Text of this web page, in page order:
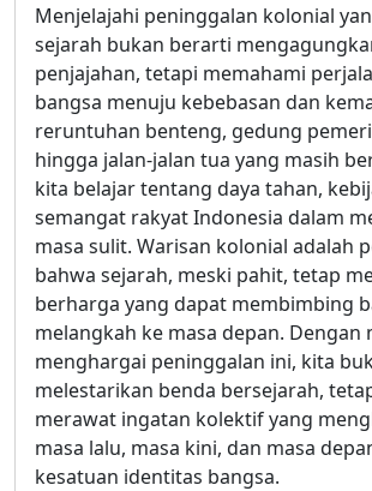
Menjelajahi peninggalan kolonial
sejarah bukan berarti
penjajahan, tetapi memahami
bangsa menuju kebebasan dan
reruntuhan benteng, gedung
hingga jalan-jalan tua yang masih
kita belajar tentang daya tahan,
semangat rakyat Indonesia dalam
masa sulit. Warisan kolonial adalah
bahwa sejarah, meski pahit, tetap
berharga yang dapat membimbing
melangkah ke masa depan. Dengan
menghargai peninggalan ini, kita
melestarikan benda bersejarah,
merawat ingatan kolektif yang
masa lalu, masa kini, dan masa
kesatuan identitas bangsa.